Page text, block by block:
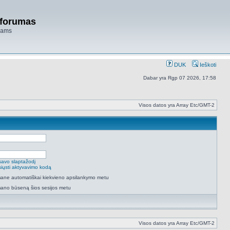
DUK Ieškoti
Dabar yra Rgp 07 2026, 17:58
Visos datos yra Array Etc/GMT-2
slaptažodį
aktyvavimo kodą
automatiškai kiekvieno apsilankymo metu
būseną šios sesijos metu
Visos datos yra Array Etc/GMT-2